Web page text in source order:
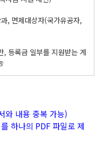
, 면제대상자(국가유공자,
등록금 일부를 지원받는 계
와 내용 중복 가능)
하나의 PDF 파일로 제